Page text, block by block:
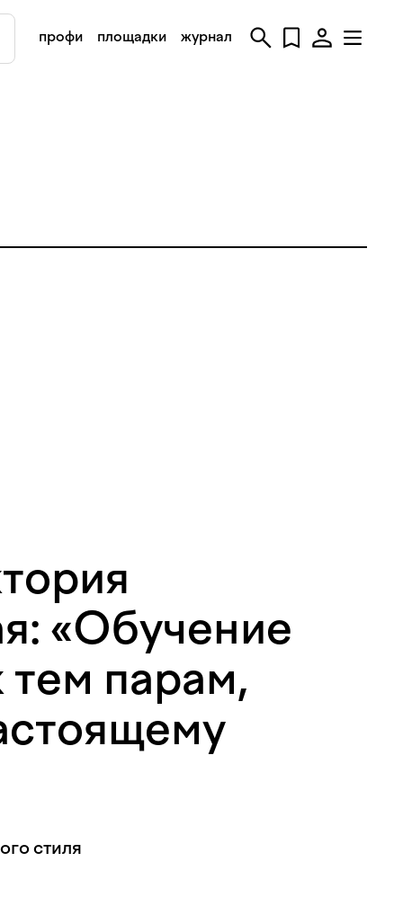
профи площадки журнал
«Обучение
тем парам,
стиля